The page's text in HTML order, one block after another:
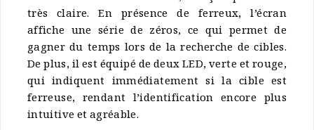
très claire. En présence de ferreux, l’écran
affiche une série de zéros, ce qui permet de
gagner du temps lors de la recherche de cibles.
De plus, il est équipé de deux LED, verte et rouge,
qui indiquent immédiatement si la cible est
ferreuse, rendant l’identification encore plus
intuitive et agréable.